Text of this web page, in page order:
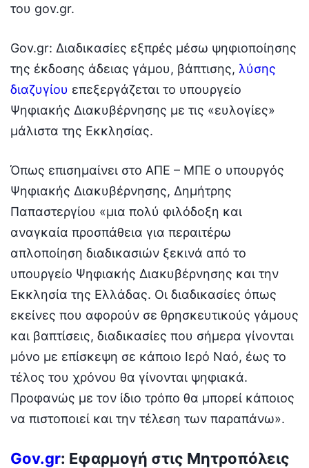
του gov.gr.
Gov.gr: Διαδικασίες εξπρές μέσω ψηφιοποίησης
της έκδοσης άδειας γάμου, βάπτισης, λύσης
διαζυγίου επεξεργάζεται το υπουργείο
Ψηφιακής Διακυβέρνησης με τις «ευλογίες»
μάλιστα της Εκκλησίας.
Όπως επισημαίνει στο ΑΠΕ – ΜΠΕ ο υπουργός
Ψηφιακής Διακυβέρνησης, Δημήτρης
Παπαστεργίου «μια πολύ φιλόδοξη και
αναγκαία προσπάθεια για περαιτέρω
απλοποίηση διαδικασιών ξεκινά από το
υπουργείο Ψηφιακής Διακυβέρνησης και την
Εκκλησία της Ελλάδας. Οι διαδικασίες όπως
εκείνες που αφορούν σε θρησκευτικούς γάμους
και βαπτίσεις, διαδικασίες που σήμερα γίνονται
μόνο με επίσκεψη σε κάποιο Ιερό Ναό, έως το
τέλος του χρόνου θα γίνονται ψηφιακά.
Προφανώς με τον ίδιο τρόπο θα μπορεί κάποιος
να πιστοποιεί και την τέλεση των παραπάνω».
Gov.gr: Eφαρμογή στις Μητροπόλεις